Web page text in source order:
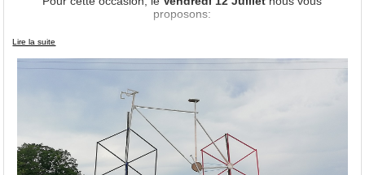
proposons:
(Sandwichs, ventrèches ou saucisses, frites, glace)
Musique et retransmission sur écran de la course
Jeux de société, jeux de cartes, pétanque pour la suite de la
journée
Lire la suite